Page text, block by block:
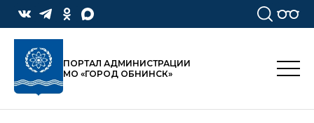
ПОРТАЛ АДМИНИСТРАЦИИ
МО «ГОРОД ОБНИНСК»